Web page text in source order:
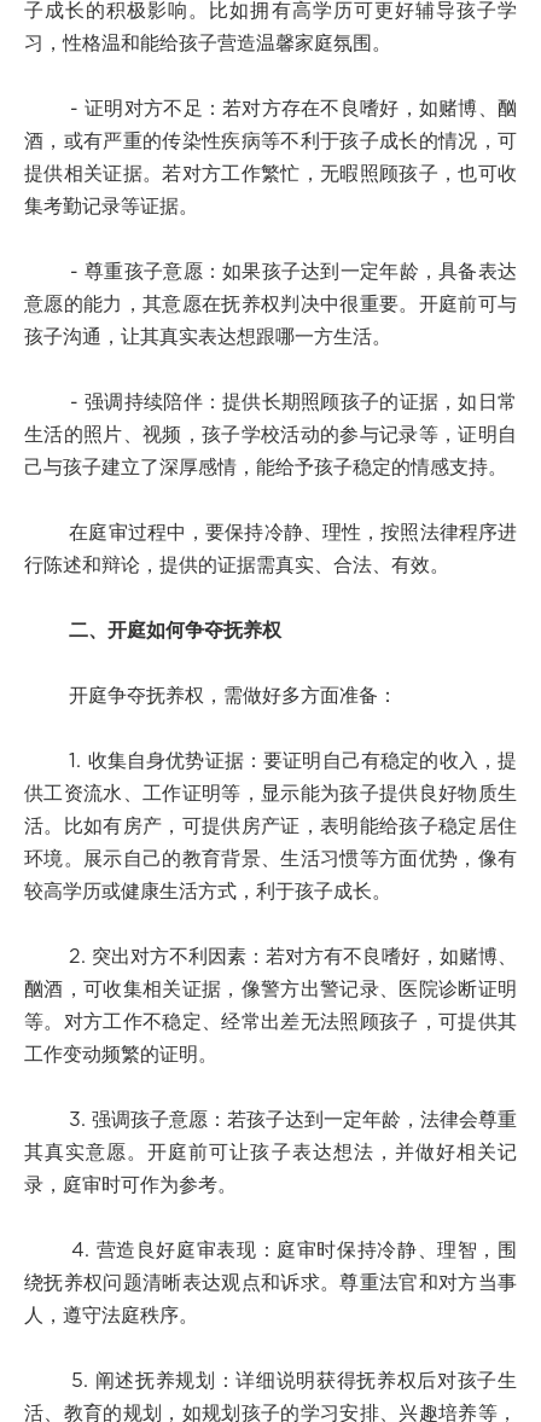
子成长的积极影响。比如拥有高学历可更好辅导孩子学
习，性格温和能给孩子营造温馨家庭氛围。
- 证明对方不足：若对方存在不良嗜好，如赌博、酗
酒，或有严重的传染性疾病等不利于孩子成长的情况，可
提供相关证据。若对方工作繁忙，无暇照顾孩子，也可收
集考勤记录等证据。
- 尊重孩子意愿：如果孩子达到一定年龄，具备表达
意愿的能力，其意愿在抚养权判决中很重要。开庭前可与
孩子沟通，让其真实表达想跟哪一方生活。
- 强调持续陪伴：提供长期照顾孩子的证据，如日常
生活的照片、视频，孩子学校活动的参与记录等，证明自
己与孩子建立了深厚感情，能给予孩子稳定的情感支持。
在庭审过程中，要保持冷静、理性，按照法律程序进
行陈述和辩论，提供的证据需真实、合法、有效。
二、开庭如何争夺抚养权
开庭争夺抚养权，需做好多方面准备：
1. 收集自身优势证据：要证明自己有稳定的收入，提
供工资流水、工作证明等，显示能为孩子提供良好物质生
活。比如有房产，可提供房产证，表明能给孩子稳定居住
环境。展示自己的教育背景、生活习惯等方面优势，像有
较高学历或健康生活方式，利于孩子成长。
2. 突出对方不利因素：若对方有不良嗜好，如赌博、
酗酒，可收集相关证据，像警方出警记录、医院诊断证明
等。对方工作不稳定、经常出差无法照顾孩子，可提供其
工作变动频繁的证明。
3. 强调孩子意愿：若孩子达到一定年龄，法律会尊重
其真实意愿。开庭前可让孩子表达想法，并做好相关记
录，庭审时可作为参考。
4. 营造良好庭审表现：庭审时保持冷静、理智，围
绕抚养权问题清晰表达观点和诉求。尊重法官和对方当事
人，遵守法庭秩序。
5. 阐述抚养规划：详细说明获得抚养权后对孩子生
活、教育的规划，如规划孩子的学习安排、兴趣培养等，